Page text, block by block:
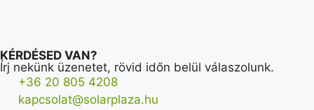
KÉRDÉSED VAN?
Írj nekünk üzenetet, rövid időn belül válaszolunk.
+36 20 805 4208
kapcsolat@solarplaza.hu